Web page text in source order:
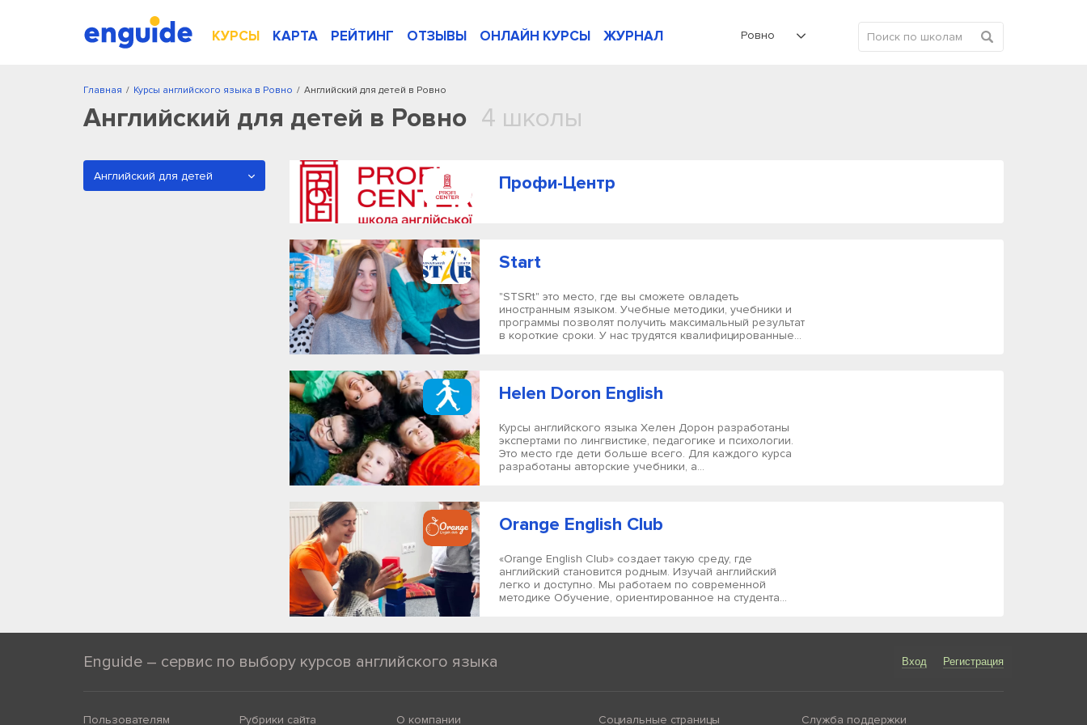
КУРСЫ КАРТА РЕЙТИНГ ОТЗЫВЫ ОНЛАЙН КУРСЫ ЖУРНАЛ Ровно
/
Главная /
Курсы английского языка в Ровно Английский для детей в Ровно
Английский для детей в Ровно 4 школы
Профи-Центр
Start
"STSRt" это место, где вы сможете овладеть
иностранным языком. Учебные методики, учебники и
программы позволят получить максимальный результат
в короткие сроки. У нас трудятся квалифицированные...
Helen Doron English
Курсы английского языка Хелен Дорон разработаны
экспертами по лингвистике, педагогике и психологии.
Это место где дети больше всего. Для каждого курса
разработаны авторские учебники, а...
Orange English Club
«Orange English Club» создает такую ​​среду, где
английский становится родным. Изучай английский
легко и доступно. Мы работаем по современной
методике Обучение, ориентированное на студента...
Enguide – сервис по выбору курсов английского языка Вход Регистрация
Пользователям Рубрики сайта О компании Социальные страницы Служба поддержки